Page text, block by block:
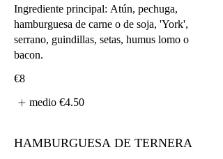
Ingrediente principal: Atún, pechuga,
hamburguesa de carne o de soja, 'York',
serrano, guindillas, setas, humus lomo o
bacon.
€8
medio €4.50
HAMBURGUESA DE TERNERA